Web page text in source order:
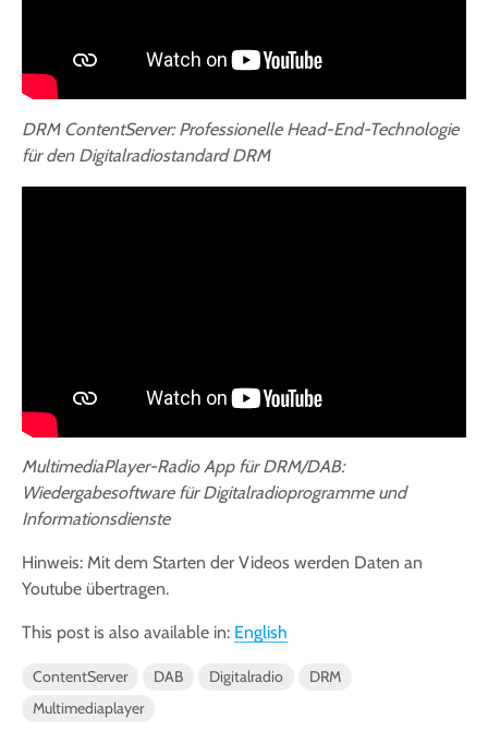
DRM ContentServer: Professionelle Head-End-Technologie
für den Digitalradiostandard DRM
MultimediaPlayer-Radio App für DRM/DAB:
Wiedergabesoftware für Digitalradioprogramme und
Informationsdienste
Hinweis: Mit dem Starten der Videos werden Daten an
Youtube übertragen.
This post is also available in: English
ContentServer DAB Digitalradio
DRM
Multimediaplayer